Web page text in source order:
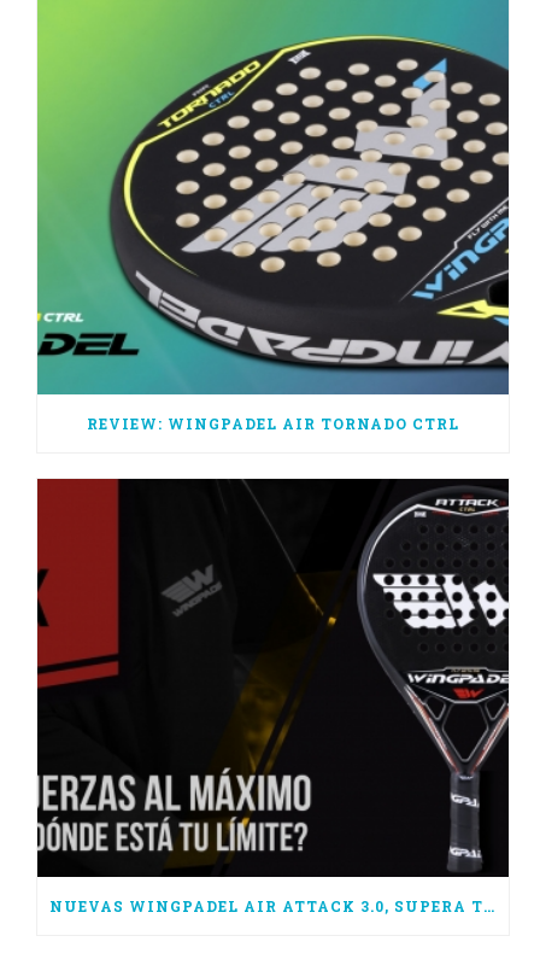
REVIEW: WINGPADEL AIR TORNADO CTRL
NUEVAS WINGPADEL AIR ATTACK 3.0, SUPERA TUS LÍMITES